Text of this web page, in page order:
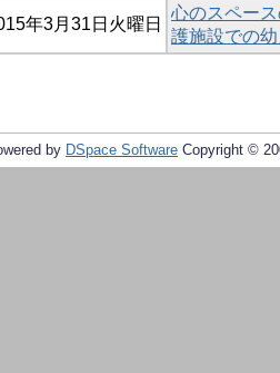
年3月31日火曜日
心のスペー
護施設での
by DSpace Software Copyright ©